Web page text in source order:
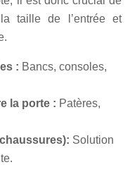
taille de l’entrée et
: Bancs, consoles,
la porte : Patères,
Solution